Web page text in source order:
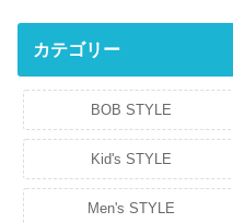
カテゴリー
BOB STYLE
Kid's STYLE
Men's STYLE